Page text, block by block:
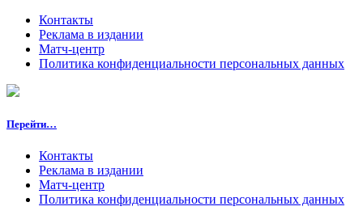
Контакты
Реклама в издании
Матч-центр
Политика конфиденциальности персональных данных
Перейти…
Контакты
Реклама в издании
Матч-центр
Политика конфиденциальности персональных данных